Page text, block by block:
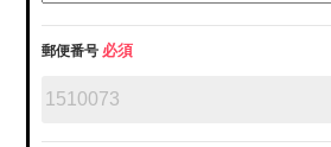
郵便番号 必須